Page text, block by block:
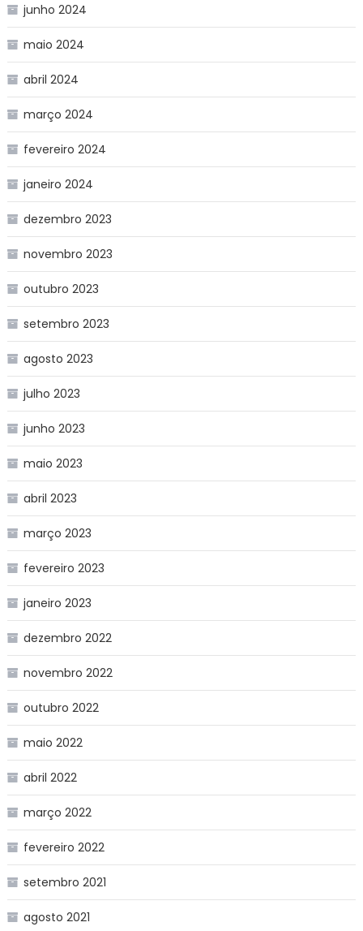
junho 2024
maio 2024
abril 2024
março 2024
fevereiro 2024
janeiro 2024
dezembro 2023
novembro 2023
outubro 2023
setembro 2023
agosto 2023
julho 2023
junho 2023
maio 2023
abril 2023
março 2023
fevereiro 2023
janeiro 2023
dezembro 2022
novembro 2022
outubro 2022
maio 2022
abril 2022
março 2022
fevereiro 2022
setembro 2021
agosto 2021